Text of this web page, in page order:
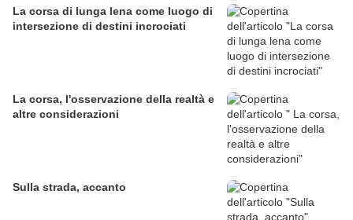
La corsa di lunga lena come luogo di
intersezione di destini incrociati
La corsa, l'osservazione della realtà e
altre considerazioni
Sulla strada, accanto